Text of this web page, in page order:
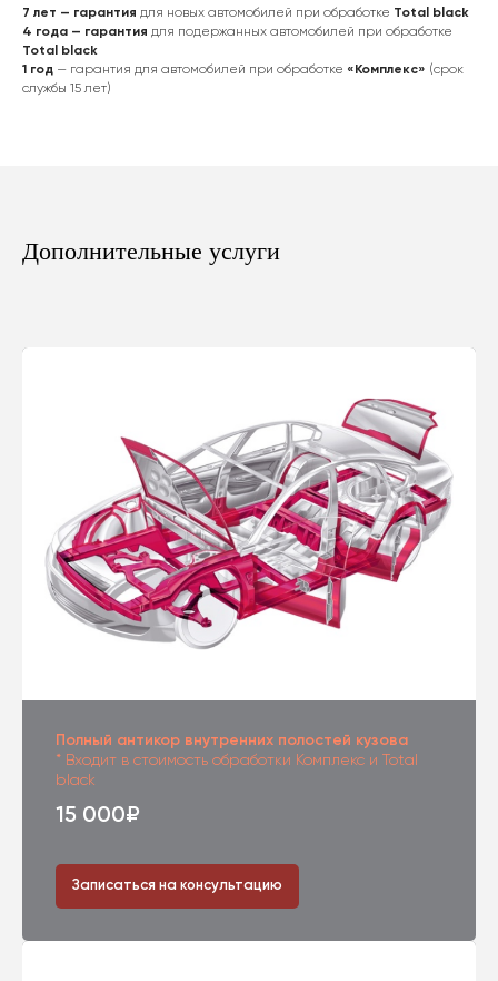
7 лет — гарантия для новых автомобилей при обработке Total black
4 года — гарантия для подержанных автомобилей при обработке
Total black
1 год — гарантия для автомобилей при обработке «Комплекс» (срок
службы 15 лет)
Дополнительные услуги
Полный антикор внутренних полостей кузова
* Входит в стоимость обработки Комплекс и Total
black
15 000₽
Записаться на консультацию